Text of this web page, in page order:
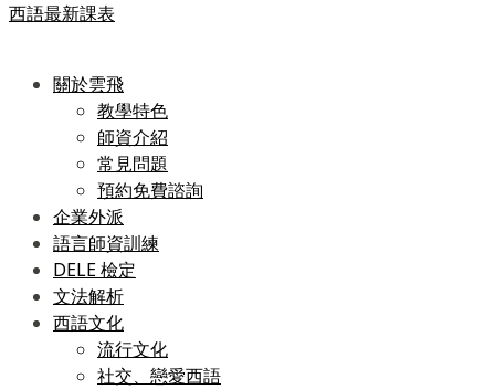
西語最新課表
關於雲飛
教學特色
師資介紹
常見問題
預約免費諮詢
企業外派
語言師資訓練
DELE 檢定
文法解析
西語文化
流行文化
社交、戀愛西語